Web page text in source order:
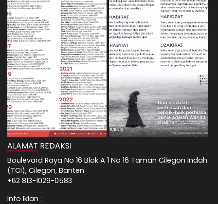
ALAMAT REDAKSI
Boulevard Raya No 16 Blok A 1 No 16 Taman Cilegon Indah
(TCI), Cilegon, Banten
+62 813-1029-0583
Info Iklan :